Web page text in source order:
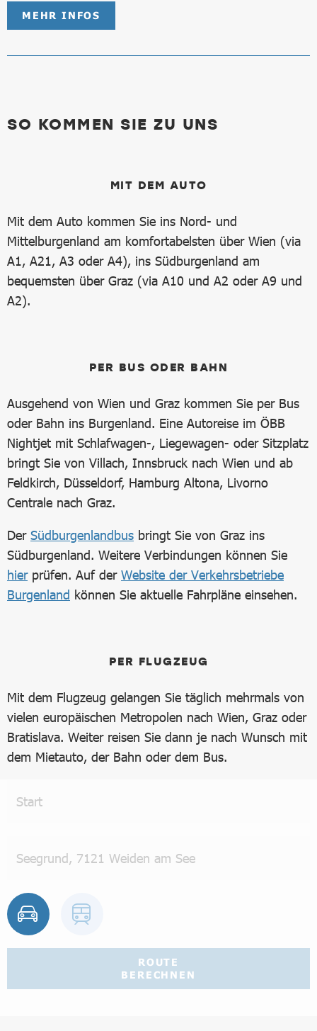
MEHR INFOS
SO KOMMEN SIE ZU UNS
MIT DEM AUTO
Mit dem Auto kommen Sie ins Nord- und
Mittelburgenland am komfortabelsten über Wien (via
A1, A21, A3 oder A4), ins Südburgenland am
bequemsten über Graz (via A10 und A2 oder A9 und
A2).
PER BUS ODER BAHN
Ausgehend von Wien und Graz kommen Sie per Bus
oder Bahn ins Burgenland. Eine Autoreise im ÖBB
Nightjet mit Schlafwagen-, Liegewagen- oder Sitzplatz
bringt Sie von Villach, Innsbruck nach Wien und ab
Feldkirch, Düsseldorf, Hamburg Altona, Livorno
Centrale nach Graz.
Der Südburgenlandbus bringt Sie von Graz ins
Südburgenland. Weitere Verbindungen können Sie
hierprüfen. Auf der Website der Verkehrsbetriebe
Burgenland können Sie aktuelle Fahrpläne einsehen.
PER FLUGZEUG
Mit dem Flugzeug gelangen Sie täglich mehrmals von
vielen europäischen Metropolen nach Wien, Graz oder
Bratislava. Weiter reisen Sie dann je nach Wunsch mit
dem Mietauto, der Bahn oder dem Bus.
ROUTE
BERECHNEN